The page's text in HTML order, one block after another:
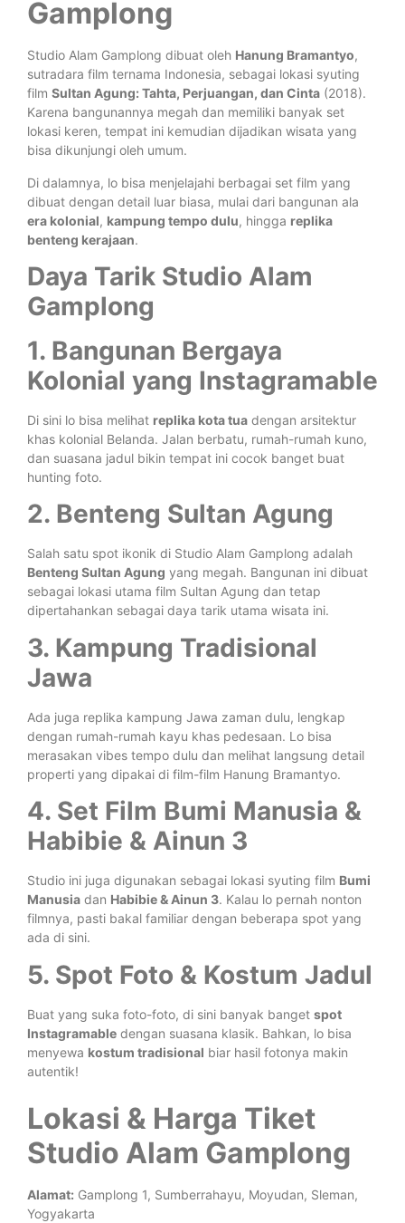
Gamplong
Studio Alam Gamplong dibuat oleh Hanung Bramantyo,
sutradara film ternama Indonesia, sebagai lokasi syuting
film Sultan Agung: Tahta, Perjuangan, dan Cinta (2018).
Karena bangunannya megah dan memiliki banyak set
lokasi keren, tempat ini kemudian dijadikan wisata yang
bisa dikunjungi oleh umum.
Di dalamnya, lo bisa menjelajahi berbagai set film yang
dibuat dengan detail luar biasa, mulai dari bangunan ala
era kolonial, kampung tempo dulu, hingga replika
benteng kerajaan.
Daya Tarik Studio Alam
Gamplong
1. Bangunan Bergaya
Kolonial yang Instagramable
Di sini lo bisa melihat replika kota tua dengan arsitektur
khas kolonial Belanda. Jalan berbatu, rumah-rumah kuno,
dan suasana jadul bikin tempat ini cocok banget buat
hunting foto.
2. Benteng Sultan Agung
Salah satu spot ikonik di Studio Alam Gamplong adalah
Benteng Sultan Agung yang megah. Bangunan ini dibuat
sebagai lokasi utama film Sultan Agung dan tetap
dipertahankan sebagai daya tarik utama wisata ini.
3. Kampung Tradisional
Jawa
Ada juga replika kampung Jawa zaman dulu, lengkap
dengan rumah-rumah kayu khas pedesaan. Lo bisa
merasakan vibes tempo dulu dan melihat langsung detail
properti yang dipakai di film-film Hanung Bramantyo.
4. Set Film Bumi Manusia &
Habibie & Ainun 3
Studio ini juga digunakan sebagai lokasi syuting film Bumi
Manusia dan Habibie & Ainun 3. Kalau lo pernah nonton
filmnya, pasti bakal familiar dengan beberapa spot yang
ada di sini.
5. Spot Foto & Kostum Jadul
Buat yang suka foto-foto, di sini banyak banget spot
Instagramable dengan suasana klasik. Bahkan, lo bisa
menyewa kostum tradisional biar hasil fotonya makin
autentik!
Lokasi & Harga Tiket
Studio Alam Gamplong
Alamat: Gamplong 1, Sumberrahayu, Moyudan, Sleman,
Yogyakarta